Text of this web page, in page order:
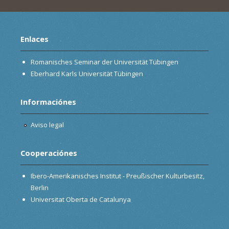
Enlaces
Romanisches Seminar der Universität Tübingen
Eberhard Karls Universität Tübingen
Informaciónes
Aviso legal
Cooperaciónes
Ibero-Amerikanisches Institut - Preußischer Kulturbesitz,
Berlin
Universitat Oberta de Catalunya